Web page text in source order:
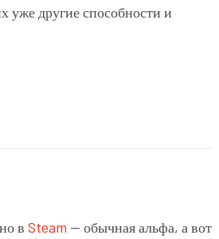
уже другие способности и
в Steam — обычная альфа, а вот